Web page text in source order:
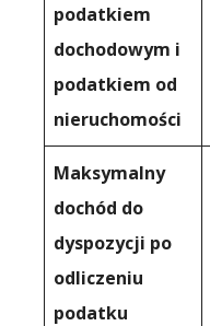
podatkiem
dochodowym i
podatkiem od
nieruchomości
Maksymalny
dochód do
dyspozycji po
odliczeniu
podatku